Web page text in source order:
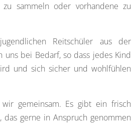
zu sammeln oder vorhandene zu
Reitschüler aus der
uns bei Bedarf, so dass jedes Kind
und sich sicher und wohlfühlen
gemeinsam. Es gibt ein frisch
das gerne in Anspruch genommen